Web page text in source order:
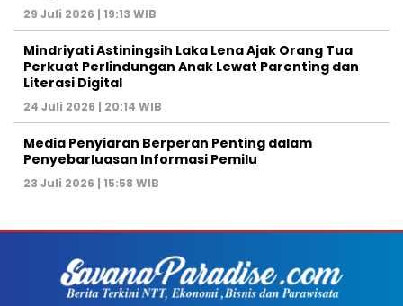
29 Juli 2026 | 19:13 WIB
Mindriyati Astiningsih Laka Lena Ajak Orang Tua
Perkuat Perlindungan Anak Lewat Parenting dan
Literasi Digital
24 Juli 2026 | 20:14 WIB
Media Penyiaran Berperan Penting dalam
Penyebarluasan Informasi Pemilu
23 Juli 2026 | 15:58 WIB